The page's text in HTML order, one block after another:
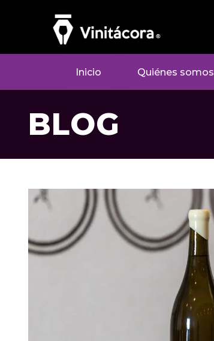
Inicio Quiénes somos
BLOG